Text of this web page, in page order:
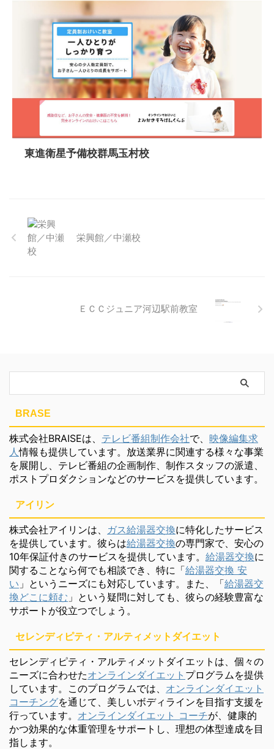
東進衛星予備校群馬玉村校
栄興館／中瀬校
ＥＣＣジュニア河辺駅前教室
BRASE
株式会社BRAISEは、 テレビ番組制作会社で、 映像編集求
人情報も提供しています。放送業界に関連する様々な事業
を展開し、テレビ番組の企画制作、制作スタッフの派遣、
ポストプロダクションなどのサービスを提供しています。
アイリン
株式会社アイリンは、 ガス給湯器交換に特化したサービス
を提供しています。彼らは給湯器交換の専門家で、安心の
10年保証付きのサービスを提供しています。 給湯器交換に
関することなら何でも相談でき、特に「給湯器交換 安
い 」というニーズにも対応しています。また、「給湯器交
換どこに頼む 」という疑問に対しても、彼らの経験豊富な
サポートが役立つでしょう。
セレンディピティ・アルティメットダイエット
セレンディピティ・アルティメットダイエットは、個々の
ニーズに合わせたオンラインダイエット プログラムを提供
しています。このプログラムでは、 オンラインダイエット
コーチングを通じて、美しいボディラインを目指す支援を
行っています。 オンラインダイエット コーチが、健康的
かつ効果的な体重管理をサポートし、理想の体型達成を目
指します。